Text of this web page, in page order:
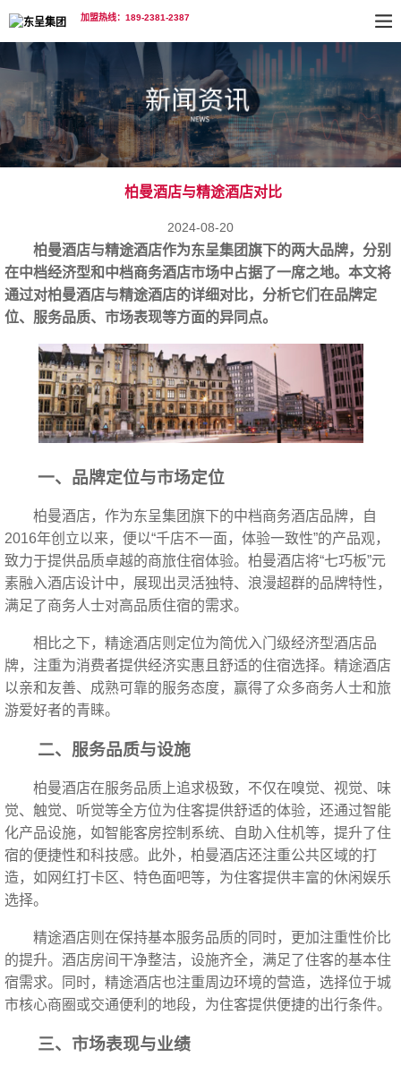
加盟热线：189-2381-2387
柏曼酒店与精途酒店对比
2024-08-20
柏曼酒店与精途酒店作为东呈集团旗下的两大品牌，分别
在中档经济型和中档商务酒店市场中占据了一席之地。本文将
通过对柏曼酒店与精途酒店的详细对比，分析它们在品牌定
位、服务品质、市场表现等方面的异同点。
一、品牌定位与市场定位
柏曼酒店，作为东呈集团旗下的中档商务酒店品牌，自
2016年创立以来，便以“千店不一面，体验一致性”的产品观，
致力于提供品质卓越的商旅住宿体验。柏曼酒店将“七巧板”元
素融入酒店设计中，展现出灵活独特、浪漫超群的品牌特性，
满足了商务人士对高品质住宿的需求。
相比之下，精途酒店则定位为简优入门级经济型酒店品
牌，注重为消费者提供经济实惠且舒适的住宿选择。精途酒店
以亲和友善、成熟可靠的服务态度，赢得了众多商务人士和旅
游爱好者的青睐。
二、服务品质与设施
柏曼酒店在服务品质上追求极致，不仅在嗅觉、视觉、味
觉、触觉、听觉等全方位为住客提供舒适的体验，还通过智能
化产品设施，如智能客房控制系统、自助入住机等，提升了住
宿的便捷性和科技感。此外，柏曼酒店还注重公共区域的打
造，如网红打卡区、特色面吧等，为住客提供丰富的休闲娱乐
选择。
精途酒店则在保持基本服务品质的同时，更加注重性价比
的提升。酒店房间干净整洁，设施齐全，满足了住客的基本住
宿需求。同时，精途酒店也注重周边环境的营造，选择位于城
市核心商圈或交通便利的地段，为住客提供便捷的出行条件。
三、市场表现与业绩